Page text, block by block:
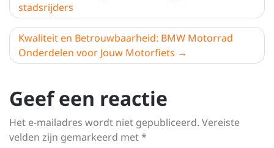
stadsrijders
Kwaliteit en Betrouwbaarheid: BMW Motorrad
Onderdelen voor Jouw Motorfiets
Geef een reactie
Het e-mailadres wordt niet gepubliceerd. Vereiste
velden zijn gemarkeerd met*